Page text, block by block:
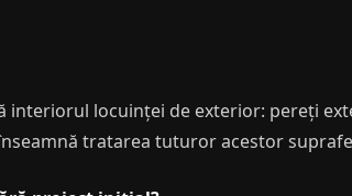
interiorul locuinței de exterior: pereți
tratarea tuturor acestor